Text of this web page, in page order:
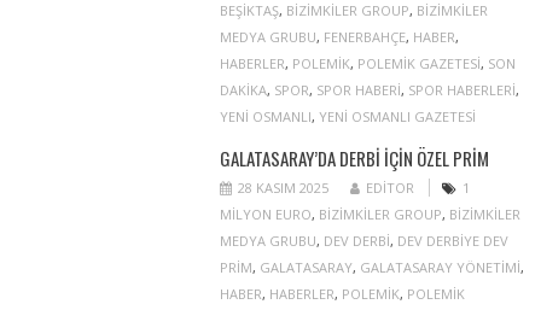
BEŞIKTAŞ, BIZIMKILER GROUP, BIZIMKILER
MEDYA GRUBU, FENERBAHÇE, HABER,
HABERLER, POLEMIK, POLEMIK GAZETESI, SON
DAKIKA, SPOR, SPOR HABERI, SPOR HABERLERI,
YENI OSMANLI, YENI OSMANLI GAZETESI
GALATASARAY’DA DERBI IÇIN ÖZEL PRIM
28 KASIM 2025 EDITOR
1
MILYON EURO, BIZIMKILER GROUP, BIZIMKILER
MEDYA GRUBU, DEV DERBI, DEV DERBIYE DEV
PRIM, GALATASARAY, GALATASARAY YÖNETIMI,
HABER, HABERLER, POLEMIK, POLEMIK